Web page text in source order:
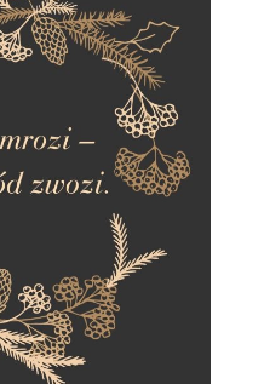
NATURZE